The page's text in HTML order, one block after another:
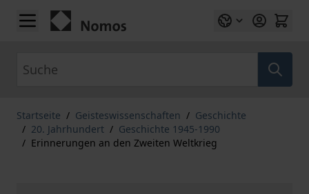
Zum Inhalt springen
Startseite / Geisteswissenschaften / Geschichte
/ 20. Jahrhundert / Geschichte 1945-1990
/ Erinnerungen an den Zweiten Weltkrieg